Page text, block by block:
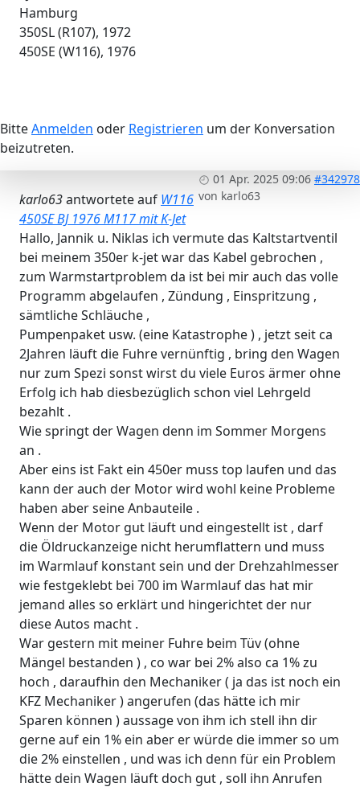
Hamburg
350SL (R107), 1972
450SE (W116), 1976
BitteAnmelden oder Registrieren um der Konversation
beizutreten.
01 Apr. 2025 09:06 #342978
von karlo63
karlo63antwortete auf W116
450SE BJ 1976 M117 mit K-Jet
Hallo, Jannik u. Niklas ich vermute das Kaltstartventil
bei meinem 350er k-jet war das Kabel gebrochen ,
zum Warmstartproblem da ist bei mir auch das volle
Programm abgelaufen , Zündung , Einspritzung ,
sämtliche Schläuche ,
Pumpenpaket usw. (eine Katastrophe ) , jetzt seit ca
2Jahren läuft die Fuhre vernünftig , bring den Wagen
nur zum Spezi sonst wirst du viele Euros ärmer ohne
Erfolg ich hab diesbezüglich schon viel Lehrgeld
bezahlt .
Wie springt der Wagen denn im Sommer Morgens
an .
Aber eins ist Fakt ein 450er muss top laufen und das
kann der auch der Motor wird wohl keine Probleme
haben aber seine Anbauteile .
Wenn der Motor gut läuft und eingestellt ist , darf
die Öldruckanzeige nicht herumflattern und muss
im Warmlauf konstant sein und der Drehzahlmesser
wie festgeklebt bei 700 im Warmlauf das hat mir
jemand alles so erklärt und hingerichtet der nur
diese Autos macht .
War gestern mit meiner Fuhre beim Tüv (ohne
Mängel bestanden ) , co war bei 2% also ca 1% zu
hoch , daraufhin den Mechaniker ( ja das ist noch ein
KFZ Mechaniker ) angerufen (das hätte ich mir
Sparen können ) aussage von ihm ich stell ihn dir
gerne auf ein 1% ein aber er würde die immer so um
die 2% einstellen , und was ich denn für ein Problem
hätte dein Wagen läuft doch gut , soll ihn Anrufen